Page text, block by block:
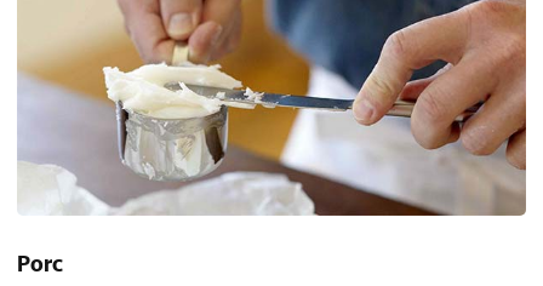
Porc